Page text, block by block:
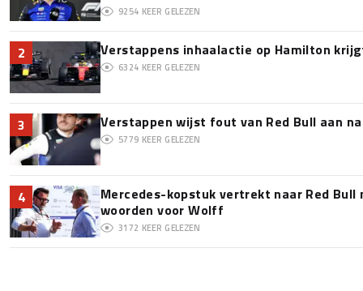
9254 KEER GELEZEN
2 Verstappens inhaalactie op Hamilton
6324 KEER GELEZEN
3 Verstappen wijst fout van Red Bull aan
5779 KEER GELEZEN
4
Mercedes-kopstuk vertrekt naar Red
woorden voor Wolff
3172 KEER GELEZEN